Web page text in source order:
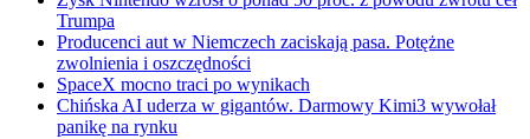
Trumpa
Producenci aut w Niemczech zaciskają pasa. Potężne
zwolnienia i oszczędności
SpaceX mocno traci po wynikach
Chińska AI uderza w gigantów. Darmowy Kimi3 wywołał
panikę na rynku